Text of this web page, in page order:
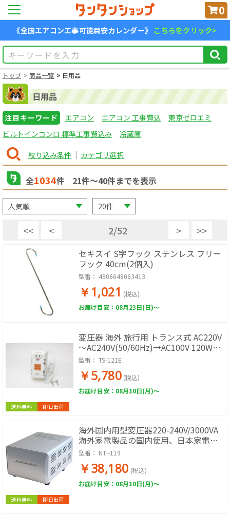
0
《全国エアコン工事可能目安カレンダー》 こちらをクリック>
トップ 商品一覧 日用品
日用品
注目キーワード エアコン エアコン 工事費込
東京ゼロエミ
ビルトインコンロ 標準工事費込み
冷蔵庫
絞り込み条件 カテゴリ選択
全1034件 21件〜40件までを表示
<< < 2/52 > >>
セキスイ S字フック ステンレス フリー
フック 40cm(2個入)
型番： 4906648063413
￥1,021 (税込)
お届け目安：08月23日(日)～
送料無料 即日出荷
変圧器 海外 旅行用 トランス式 AC220V
～AC240V(50/60Hz)→AC100V 120W
TS-121E
型番： TS-121E
￥5,780 (税込)
お届け目安：08月10日(月)～
送料無料 即日出荷
海外国内用型変圧器220-240V/3000VA
海外家電製品の国内使用、日本家電製
品の海外使用のどちらもOK
型番： NTI-119
￥38,180 (税込)
お届け目安：08月10日(月)～